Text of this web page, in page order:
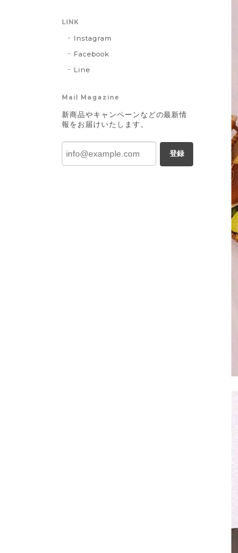
LINK
Instagram
Facebook
Line
Mail Magazine
新商品やキャンペーンなどの最新情
報をお届けいたします。
登録